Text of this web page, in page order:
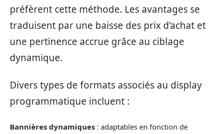
préfèrent cette méthode. Les avantages se
traduisent par une baisse des prix d’achat et
une pertinence accrue grâce au ciblage
dynamique.
Divers types de formats associés au display
programmatique incluent :
Bannières dynamiques : adaptables en fonction de